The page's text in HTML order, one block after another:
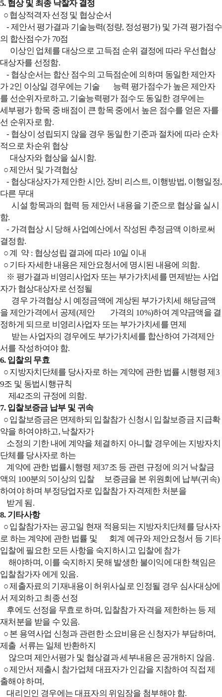
5. 협상 및 최종 낙찰자 결정
○ 협상적격자 선정 및 협상순서
- 제안서 평가결과 기술능력(정량, 정성평가) 및 가격 평가점수
의 합산점수가 70점
이상인 업체를 대상으로 고득점 순위 결정에 따라 우선협상
대상자를 선정함.
- 협상순서는 합산 점수의 고득점순에 의하며 동일한 제안자
가 2인 이상일 경우에는 기술 능력 평가점수가 높은 제안자
를 선순위자로하고, 기술능력평가 점수도 동일한 경우에는
세부평가 항목 중 배점이 큰 항목 중에서 높은 점수를 얻은 자를
선 순위자로 함.
- 협상이 성립되지 않을 경우 동일한 기준과 절차에 따라 순차
적으로 차순위 협상
대상자와 협상을 실시함.
○ 제안서 및 가격협상
- 협상대상자가 제안한 시안, 장비 리스트, 이행방법, 이행일정,
다른 무대
시설 항목과의 협력 등 제안서 내용을 기준으로 협상을 실시
함.
- 가격협상 시 당해 사업예산에서 작성된 추정금액 이하로써
결정함.
○ 계 약 : 협상성립 결과에 따라 10일 이내
○ 기타 자세한 내용은 제안요청서에 명시된 내용에 의함.
※ 평가결과 비영리사업자 또는 부가가치세를 면제받는 사업
자가 협상대상자로 선정될
경우 가격협상 시 예정금액에 계상된 부가가치세 해당금액
을 제안가격에서 공제(제안 가격의 10%)하여 계약금액을 결
정하게 되므로 비영리사업자 또는 부가가치세를 면제
받는사업자의 경우에도 부가가치세를 합산하여 가격제안
서를 작성하여야 함.
6. 입찰의 무효
○ 지방자치단체를 당사자로 하는 계약에 관한 법률 시행령 제3
9조 및 동법시행규칙
제42조의 규정에 의함.
7. 입찰보증금 납부 및 귀속
○ 입찰보증금은 면제하되 입찰참가 신청시 입찰보증금 지급확
약을 하여야하고, 낙찰자가
소정의 기한 내에 계약을 체결하지 아니할 경우에는 지방자치
단체를 당사자로 하는
계약에 관한 법률시행령 제37조 등 관련 규정에 의거 낙찰금
액의 100분의 5이상의 입찰 보증금을 본 위원회에 납부(귀속)
하여야 하며 부정당업자로 입찰참가 자격제한 처분을
받게 됨.
8. 기타사항
○ 입찰참가자는 공고일 현재 적용되는 지방자치단체를 당사자
로 하는 계약에 관한 법률 및 회계 예규와 제안요청서 등 기타
입찰에 필요한 모든 사항을 숙지하시고 입찰에 참가
해야하며, 이를 숙지하지 못해 발생한 불이익에 대한 책임은
입찰참가자 에게 있음.
○ 제출자료의 기재내용이 허위사실로 인정될 경우 심사대상에
서 제외하고 최종 선정
후에도 선정을 무효로 하며, 입찰참가 자격을 제한하는 등 제
재처분을 받을 수 있음.
○ 본 용역사업 신청과 관련한 소요비용은 신청자가 부담하며,
제출 서류는 일체 반환하지
않으며 제안서평가 및 협상결과 세부내용은 공개하지 않음.
○ 제안서 제출시 참가업체 대표자가 인감을 지참하여 직접 제
출해야 하며,
대리인인 경우에는 대표자의 위임장을 첨부해야 함.